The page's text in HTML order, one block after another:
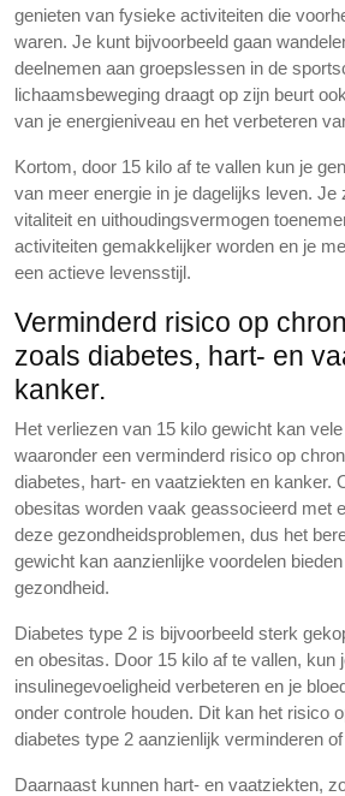
genieten van fysieke activiteiten die
waren. Je kunt bijvoorbeeld gaan
deelnemen aan groepslessen in de
lichaamsbeweging draagt op zijn beurt
van je energieniveau en het verbeteren
Kortom, door 15 kilo af te vallen kun je
van meer energie in je dagelijks leven. Je
vitaliteit en uithoudingsvermogen
activiteiten gemakkelijker worden en je
een actieve levensstijl.
Verminderd risico op
zoals diabetes, hart- en
kanker.
Het verliezen van 15 kilo gewicht kan
waaronder een verminderd risico op
diabetes, hart- en vaatziekten en kanker.
obesitas worden vaak geassocieerd met
deze gezondheidsproblemen, dus het
gewicht kan aanzienlijke voordelen
gezondheid.
Diabetes type 2 is bijvoorbeeld sterk
en obesitas. Door 15 kilo af te vallen, kun
insulinegevoeligheid verbeteren en je
onder controle houden. Dit kan het risico
diabetes type 2 aanzienlijk verminderen
Daarnaast kunnen hart- en vaatziekten,